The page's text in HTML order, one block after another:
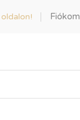
Fiókom